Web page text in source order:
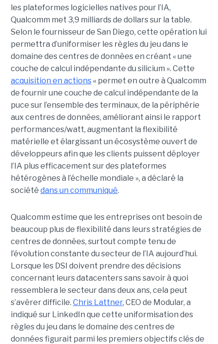
les plateformes logicielles natives pour l’IA,
Qualcomm met 3,9 milliards de dollars sur la table.
Selon le fournisseur de San Diego, cette opération lui
permettra d’uniformiser les règles du jeu dans le
domaine des centres de données en créant « une
couche de calcul indépendante du silicium ». Cette
acquisition en actions« permet en outre à Qualcomm
de fournir une couche de calcul indépendante de la
puce sur l’ensemble des terminaux, de la périphérie
aux centres de données, améliorant ainsi le rapport
performances/watt, augmentant la flexibilité
matérielle et élargissant un écosystème ouvert de
développeurs afin que les clients puissent déployer
l’IA plus efficacement sur des plateformes
hétérogènes à l’échelle mondiale », a déclaré la
société dans un communiqué.
Qualcomm estime que les entreprises ont besoin de
beaucoup plus de flexibilité dans leurs stratégies de
centres de données, surtout compte tenu de
l’évolution constante du secteur de l’IA aujourd’hui.
Lorsque les DSI doivent prendre des décisions
concernant leurs datacenters sans savoir à quoi
ressemblera le secteur dans deux ans, cela peut
s’avérer difficile. Chris Lattner, CEO de Modular, a
indiqué sur LinkedIn que cette uniformisation des
règles du jeu dans le domaine des centres de
données figurait parmi les premiers objectifs clés de